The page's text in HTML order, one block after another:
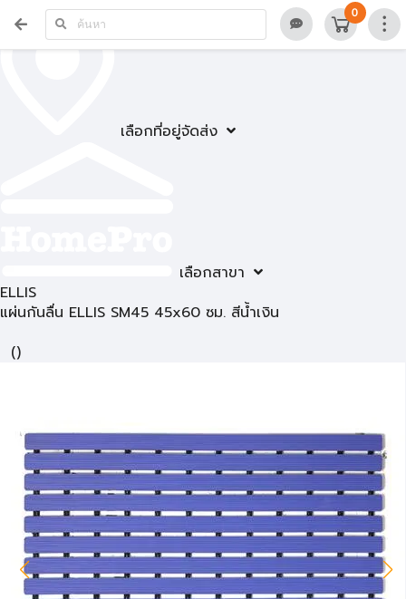
เลือกที่อยู่จัดส่ง
เลือกสาขา
0
ELLIS
แผ่นกันลื่น ELLIS SM45 45x60 ซม. สีน้ำเงิน
()